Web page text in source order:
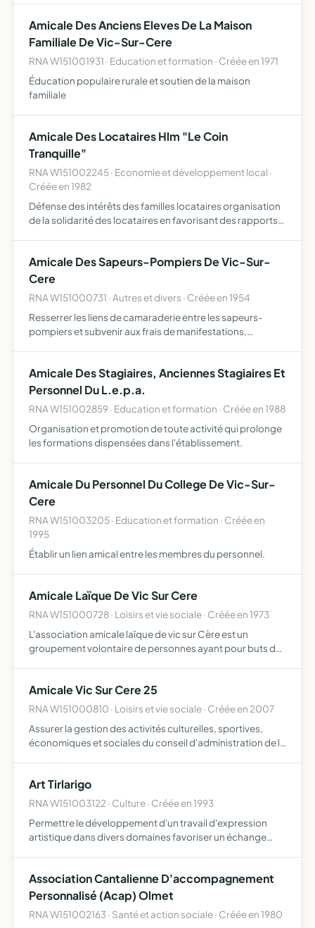
Amicale Des Anciens Eleves De La Maison
Familiale De Vic-Sur-Cere
RNA W151001931 · Education et formation · Créée en 1971
Éducation populaire rurale et soutien de la maison
familiale
Amicale Des Locataires Hlm "Le Coin
Tranquille"
RNA W151002245 · Economie et développement local ·
Créée en 1982
Défense des intérêts des familles locataires organisation
de la solidarité des locataires en favorisant des rapports
Amicale Des Sapeurs-Pompiers De Vic-Sur-
Cere
RNA W151000731 · Autres et divers · Créée en 1954
Resserrer les liens de camaraderie entre les sapeurs-
pompiers et subvenir aux frais de manifestations,
entraînement physiqu…
Amicale Des Stagiaires, Anciennes Stagiaires Et
Personnel Du L.e.p.a.
RNA W151002859 · Education et formation · Créée en 1988
Organisation et promotion de toute activité qui prolonge
les formations dispensées dans l'établissement.
Amicale Du Personnel Du College De Vic-Sur-
Cere
RNA W151003205 · Education et formation · Créée en
1995
Établir un lien amical entre les membres du personnel.
Amicale Laïque De Vic Sur Cere
RNA W151000728 · Loisirs et vie sociale · Créée en 1973
L'association amicale laïque de vic sur Cère est un
groupement volontaire de personnes ayant pour buts de
complémentarit…
Amicale Vic Sur Cere 25
RNA W151000810 · Loisirs et vie sociale · Créée en 2007
Assurer la gestion des activités culturelles, sportives,
économiques et sociales du conseil d'administration de la
Art Tirlarigo
RNA W151003122 · Culture · Créée en 1993
Permettre le développement d'un travail d'expression
artistique dans divers domaines favoriser un échange
Association Cantalienne D'accompagnement
Personnalisé (Acap) Olmet
RNA W151002163 · Santé et action sociale · Créée en 1980